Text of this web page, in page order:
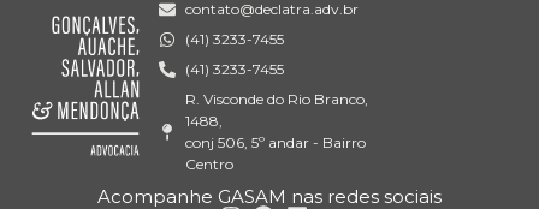
contato@declatra.adv.br
(41) 3233-7455
(41) 3233-7455
R. Visconde do Rio Branco,
1488,
conj 506, 5º andar - Bairro
Centro
Acompanhe GASAM nas redes sociais